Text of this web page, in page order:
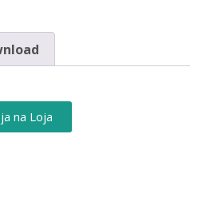
na Loja